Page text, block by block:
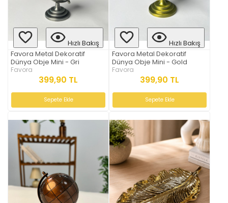
Hızlı Bakış
Favora Metal Dekoratif
Dünya Obje Mini - Gri
Favora
399,90 TL
Sepete Ekle
Hızlı Bakış
Favora Metal Dekoratif
Dünya Obje Mini - Gold
Favora
399,90 TL
Sepete Ekle